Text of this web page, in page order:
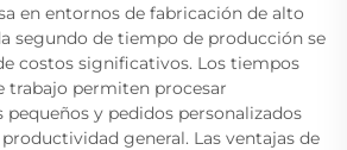
en entornos de fabricación de alto
segundo de tiempo de producción se
costos significativos. Los tiempos
trabajo permiten procesar
y pedidos personalizados
general. Las ventajas de